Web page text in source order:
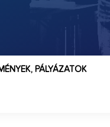
PÁLYÁZATOK